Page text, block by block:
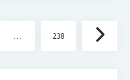
… 238